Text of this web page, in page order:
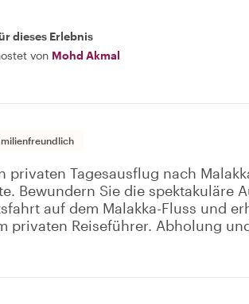
dieses Erlebnis
von Mohd Akmal
privaten Tagesausflug nach
Bewundern Sie die spektakuläre
auf dem Malakka-Fluss und
privaten Reiseführer. Abholung